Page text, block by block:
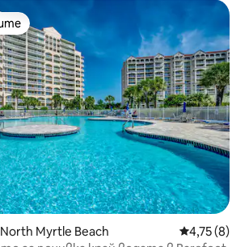
Myrtle Beach Средна
4,75 (8)